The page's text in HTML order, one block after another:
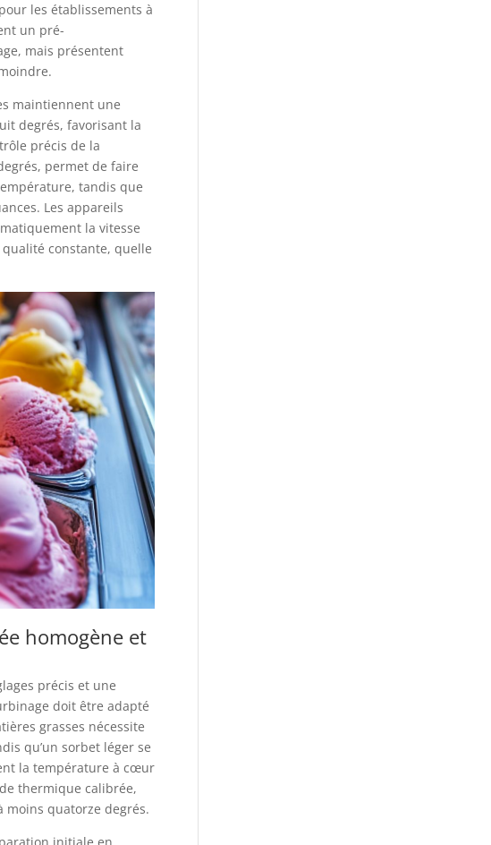
les établissements à
un pré-
mais présentent
maintiennent une
degrés, favorisant la
précis de la
permet de faire
tandis que
Les appareils
la vitesse
constante, quelle
homogène et
précis et une
doit être adapté
grasses nécessite
qu’un sorbet léger se
la température à cœur
thermique calibrée,
moins quatorze degrés.